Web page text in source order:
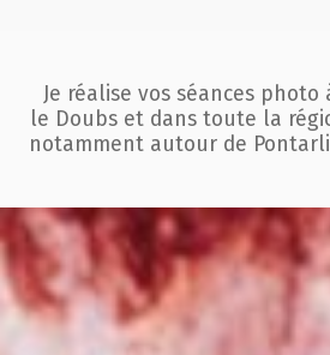
Je réalise vos séances photo
le Doubs et dans toute la
notamment autour de